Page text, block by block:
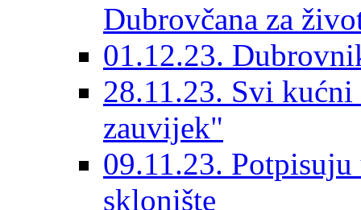
Dubrovčana za
01.12.23.
28.11.23. Svi
zauvijek"
09.11.23. Potpisuju
sklonište